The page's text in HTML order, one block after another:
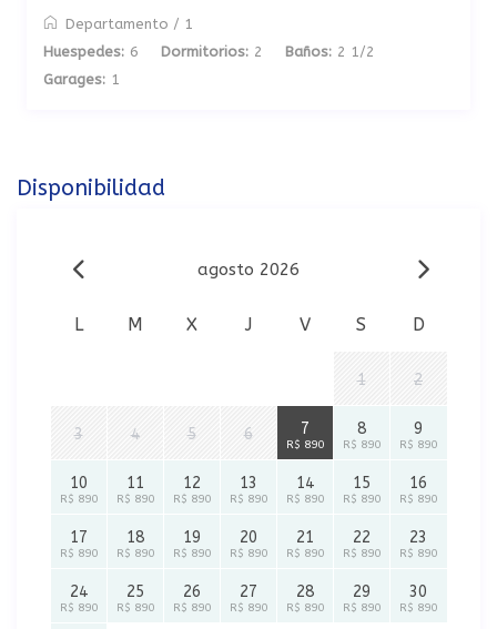
Departamento / 1
Huespedes: 6 Dormitorios: 2 Baños: 2 1/2
Garages: 1
Disponibilidad
agosto 2026
L M X J V S D
1 2
3 4 5 6 7
R$ 890
8
R$ 890
9
R$ 890
10
R$ 890
11
R$ 890
12
R$ 890
13
R$ 890
14
R$ 890
15
R$ 890
16
R$ 890
17
R$ 890
18
R$ 890
19
R$ 890
20
R$ 890
21
R$ 890
22
R$ 890
23
R$ 890
24
R$ 890
25
R$ 890
26
R$ 890
27
R$ 890
28
R$ 890
29
R$ 890
30
R$ 890